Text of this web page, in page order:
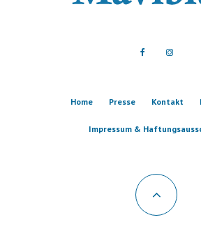
Home Presse Kontakt
Impressum &